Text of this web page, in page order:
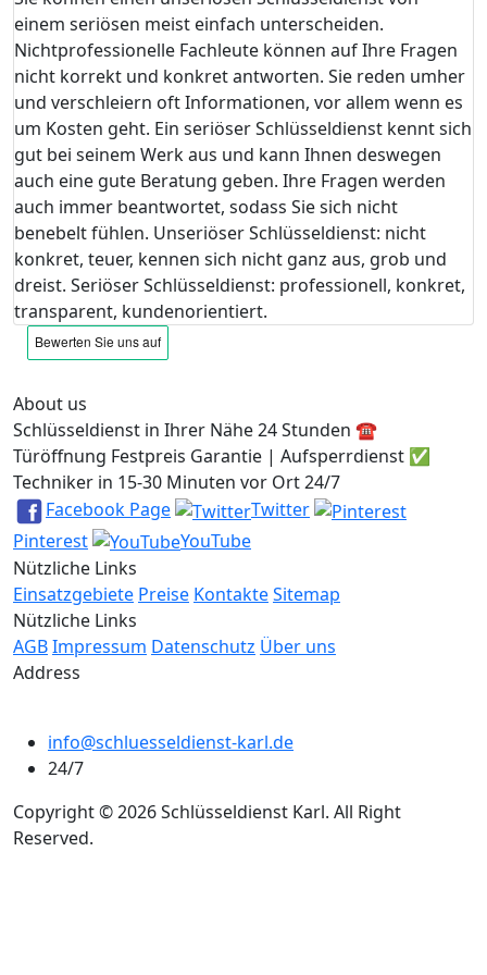
einem seriösen meist einfach unterscheiden.
Nichtprofessionelle Fachleute können auf Ihre Fragen
nicht korrekt und konkret antworten. Sie reden umher
und verschleiern oft Informationen, vor allem wenn es
um Kosten geht. Ein seriöser Schlüsseldienst kennt sich
gut bei seinem Werk aus und kann Ihnen deswegen
auch eine gute Beratung geben. Ihre Fragen werden
auch immer beantwortet, sodass Sie sich nicht
benebelt fühlen. Unseriöser Schlüsseldienst: nicht
konkret, teuer, kennen sich nicht ganz aus, grob und
dreist. Seriöser Schlüsseldienst: professionell, konkret,
transparent, kundenorientiert.
About us
Schlüsseldienst in Ihrer Nähe 24 Stunden ☎️
Türöffnung Festpreis Garantie | Aufsperrdienst ✅
Techniker in 15-30 Minuten vor Ort 24/7
Facebook Page
Twitter
Pinterest
YouTube
Nützliche Links
Einsatzgebiete Preise KontakteSitemap
Nützliche Links
AGBImpressum Datenschutz Über uns
Address
info@schluesseldienst-karl.de
24/7
Copyright © 2026 Schlüsseldienst Karl. All Right
Reserved.